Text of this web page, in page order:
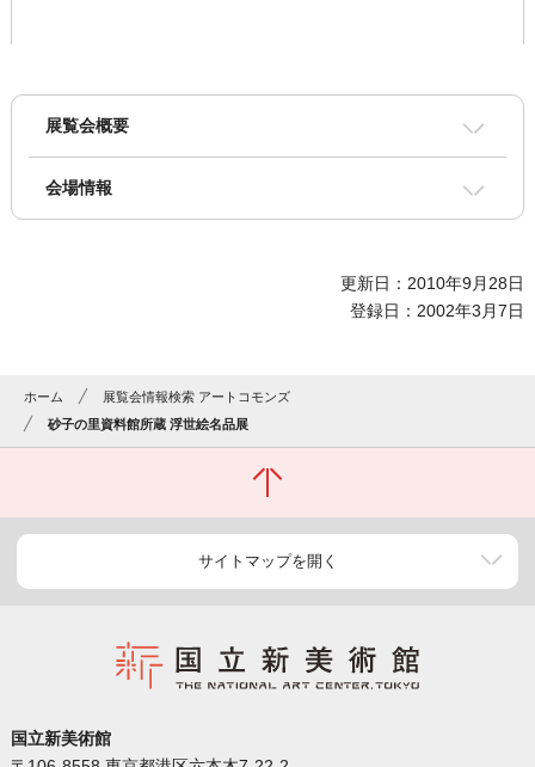
展覧会概要
会場情報
更新日：2010年9月28日
登録日：2002年3月7日
ホーム
展覧会情報検索 アートコモンズ
砂子の里資料館所蔵 浮世絵名品展
サイトマップを開く
国立新美術館